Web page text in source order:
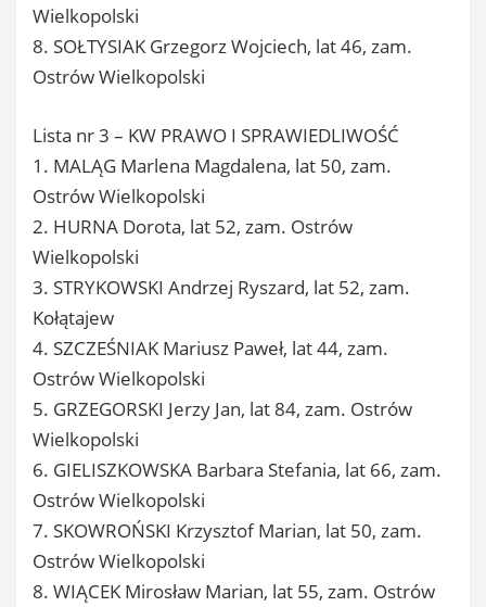
Wielkopolski
8. SOŁTYSIAK Grzegorz Wojciech, lat 46, zam.
Ostrów Wielkopolski
Lista nr 3 – KW PRAWO I SPRAWIEDLIWOŚĆ
1. MALĄG Marlena Magdalena, lat 50, zam.
Ostrów Wielkopolski
2. HURNA Dorota, lat 52, zam. Ostrów
Wielkopolski
3. STRYKOWSKI Andrzej Ryszard, lat 52, zam.
Kołątajew
4. SZCZEŚNIAK Mariusz Paweł, lat 44, zam.
Ostrów Wielkopolski
5. GRZEGORSKI Jerzy Jan, lat 84, zam. Ostrów
Wielkopolski
6. GIELISZKOWSKA Barbara Stefania, lat 66, zam.
Ostrów Wielkopolski
7. SKOWROŃSKI Krzysztof Marian, lat 50, zam.
Ostrów Wielkopolski
8. WIĄCEK Mirosław Marian, lat 55, zam. Ostrów